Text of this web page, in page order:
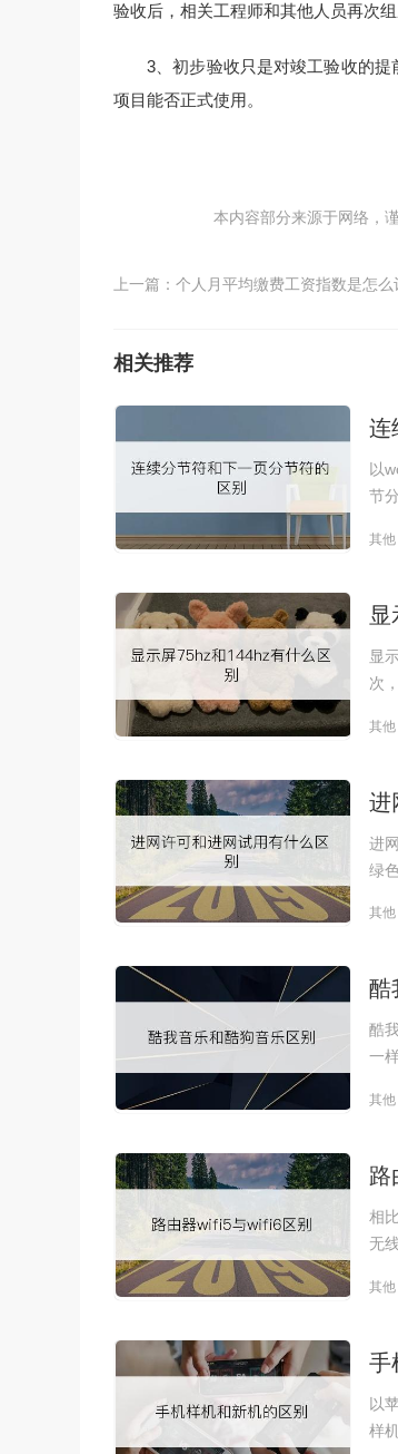
验收后，相关工程师和其他人员再次
3、初步验收只是对竣工验收的
项目能否正式使用。
本内容部分来源于网络，
上一篇： 个人月平均缴费工资指数是怎么
相关推荐
连
以
节
其他
显
显
次
其他
进
进
绿
其他
酷
酷
一
其他
路
相
无
其他
手
以
样